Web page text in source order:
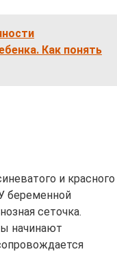
Как понять
и красного
беременной
сеточка.
начинают